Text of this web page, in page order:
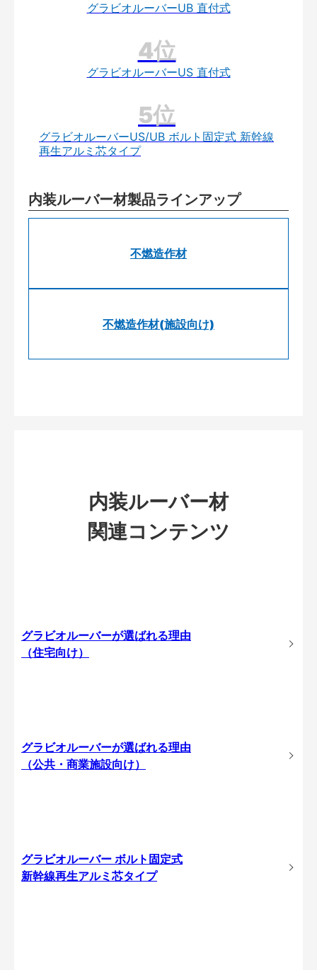
グラビオルーバーUB 直付式
グラビオルーバーUS 直付式
グラビオルーバーUS/UB ボルト固定式 新幹線
再生アルミ芯タイプ
内装ルーバー材製品ラインアップ
不燃造作材
不燃造作材(施設向け)
内装ルーバー材
関連コンテンツ
グラビオルーバーが選ばれる理由
（住宅向け）
グラビオルーバーが選ばれる理由
（公共・商業施設向け）
グラビオルーバー ボルト固定式
新幹線再生アルミ芯タイプ